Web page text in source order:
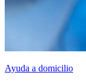
Ayuda a domicilio